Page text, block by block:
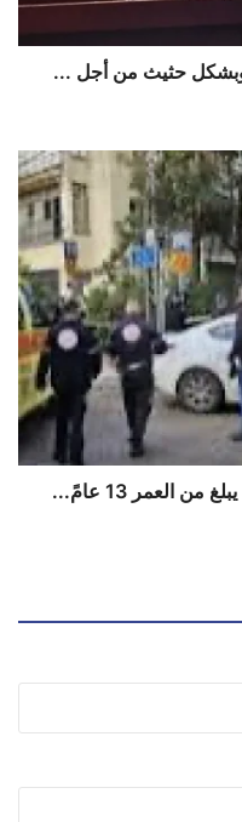
وبشكل حثيث من أجل ...
العمر 13 عامً...